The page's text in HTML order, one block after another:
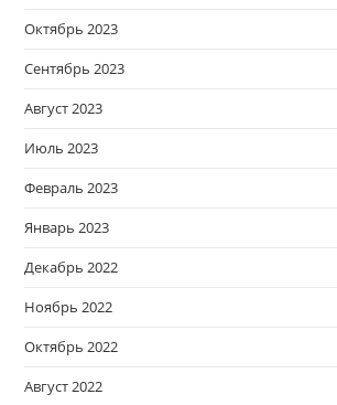
Октябрь 2023
Сентябрь 2023
Август 2023
Июль 2023
Февраль 2023
Январь 2023
Декабрь 2022
Ноябрь 2022
Октябрь 2022
Август 2022